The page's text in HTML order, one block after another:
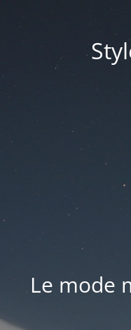
Le mode